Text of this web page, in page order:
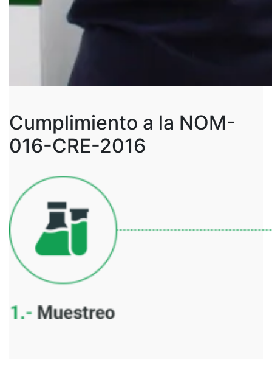
Cumplimiento a la NOM-
016-CRE-2016